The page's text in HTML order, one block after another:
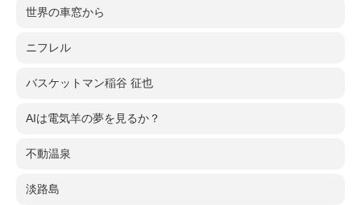
世界の車窓から
ニフレル
バスケットマン稲谷 征也
AIは電気羊の夢を見るか？
不動温泉
淡路島